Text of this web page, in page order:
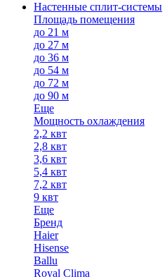
Настенные сплит-системы
Площадь помещения
до 21 м
до 27 м
до 36 м
до 54 м
до 72 м
до 90 м
Еще
Мощность охлаждения
2,2 квт
2,8 квт
3,6 квт
5,4 квт
7,2 квт
9 квт
Еще
Бренд
Haier
Hisense
Ballu
Royal Clima